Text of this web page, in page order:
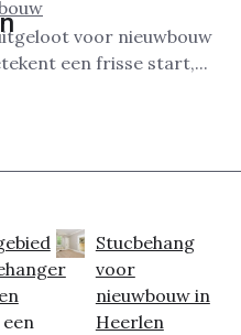
voor nieuwbouw
een frisse start,...
Stucbehang
voor
nieuwbouw in
Heerlen